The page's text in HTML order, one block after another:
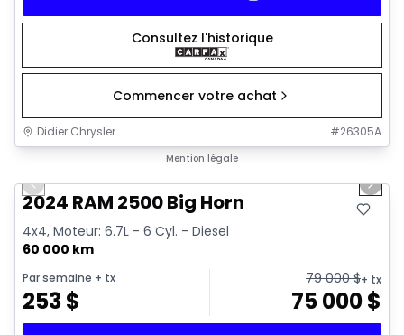
Consultez l'historique
Commencer votre achat
Didier Chrysler #26305A
Mention légale
Previous slide Next
2024 RAM 2500 Big Horn
4x4, Moteur: 6.7L - 6 Cyl. - Diesel
60 000 km
Par semaine + tx
253$
79 000$+ tx
75 000$